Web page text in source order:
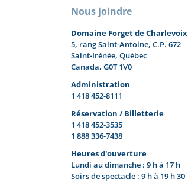
Nous joindre
Domaine Forget de Charlevoix
5, rang Saint-Antoine, C.P. 672
Saint-Irénée, Québec
Canada, G0T 1V0
Administration
1 418 452-8111
Réservation / Billetterie
1 418 452-3535
1 888 336-7438
Heures d'ouverture
Lundi au dimanche : 9 h à 17 h
Soirs de spectacle : 9 h à 19 h 30